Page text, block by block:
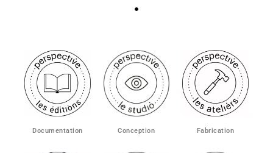
Documentation Conception Fabrication